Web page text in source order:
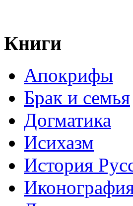
Книги
Апокрифы
Брак и семья
Догматика
Исихазм
История